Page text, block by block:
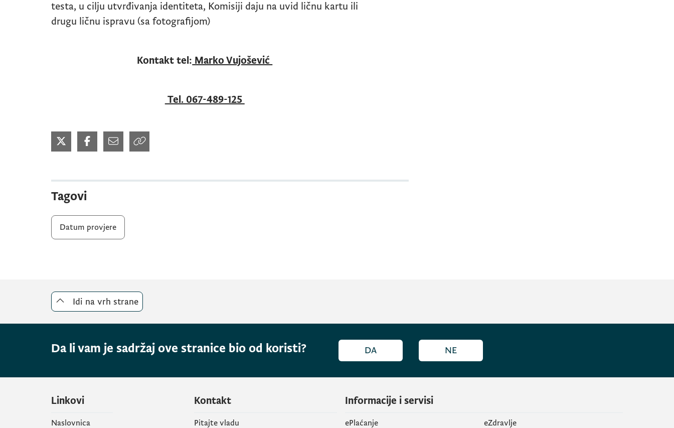
testa, u cilju utvrđivanja identiteta, Komisiji daju na uvid ličnu kartu ili
drugu ličnu ispravu (sa fotografijom)
Kontakt tel: Marko Vujošević
Tel. 067-489-125
Tagovi
Datum provjere
Idi na vrh strane
Da li vam je sadržaj ove stranice bio od koristi? DA NE
Linkovi
Naslovnica
Kontakt
Pitajte vladu
Informacije i servisi
ePlaćanje eZdravlje